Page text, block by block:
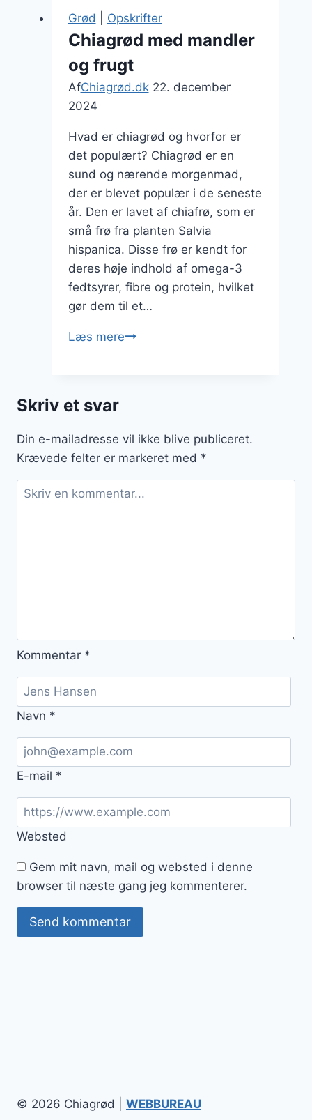
morgenmad
frugt
Grød Opskrifter
Chiagrød med mandler
og frugt
AfChiagrød.dk 22. december
2024
Hvad er chiagrød og hvorfor er
det populært? Chiagrød er en
sund og nærende morgenmad,
der er blevet populær i de seneste
år. Den er lavet af chiafrø, som er
små frø fra planten Salvia
hispanica. Disse frø er kendt for
deres høje indhold af omega-3
fedtsyrer, fibre og protein, hvilket
gør dem til et…
Læs mereChiagrød
Skriv et svar
Din e-mailadresse vil ikke blive publiceret.
Krævede felter er markeret med *
Kommentar *
Navn *
E-mail *
Websted
Gem mit navn, mail og websted i denne
browser til næste gang jeg kommenterer.
© 2026 Chiagrød | WEBBUREAU